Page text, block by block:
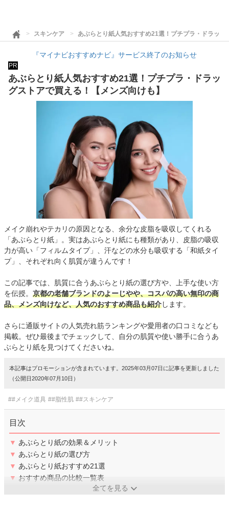
スキンケア あぶらとり紙人気おすすめ21選！プチプラ・ドラッ
『マイナビおすすめナビ』サービス終了のお知らせ
PR
あぶらとり紙人気おすすめ21選！プチプラ・ドラッ
グストアで買える！【メンズ向けも】
メイク崩れやテカリの原因となる、余分な皮脂を吸収してくれる
「あぶらとり紙」。実はあぶらとり紙にも種類があり、皮脂の吸収
力が高い「フィルムタイプ」、汗などの水分も吸収する「和紙タイ
プ」、それぞれ向く肌質が違うんです！
この記事では、肌質に合うあぶらとり紙の選び方や、上手な使い方
を伝授。 京都の老舗ブランドのよーじやや、コスパの高い無印の商
品、メンズ向けなど、人気のおすすめ商品も紹介します。
さらに通販サイトの人気売れ筋ランキングや愛用者の口コミなども
掲載。ぜひ最後までチェックして、自分の肌質や使い勝手に合うあ
ぶらとり紙を見つけてくださいね。
本記事はプロモーションが含まれています。2025年03月07日に記事を更新しました
（公開日2020年07月10日）
##メイク道具 ##脂性肌 ##スキンケア
目次
▼ あぶらとり紙の効果＆メリット
▼ あぶらとり紙の選び方
▼ あぶらとり紙おすすめ21選
▼ おすすめ商品の比較一覧表
全てを見る